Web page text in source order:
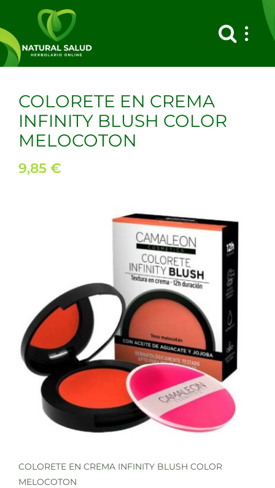
contenido
COLORETE EN CREMA
INFINITY BLUSH COLOR
MELOCOTON
9,85 €
COLORETE EN CREMA INFINITY BLUSH COLOR
MELOCOTON